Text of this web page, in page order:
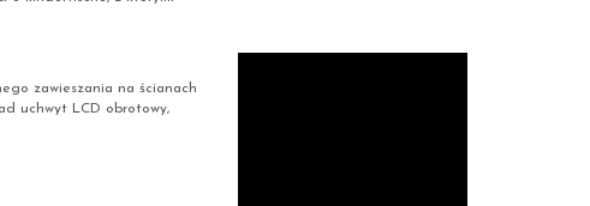
zawieszania na ścianach
uchwyt LCD obrotowy,